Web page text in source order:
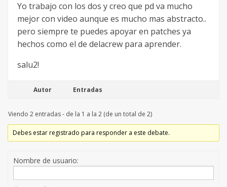
Yo trabajo con los dos y creo que pd va mucho
mejor con video aunque es mucho mas abstracto..
pero siempre te puedes apoyar en patches ya
hechos como el de delacrew para aprender.
salu2!
Autor Entradas
Viendo 2 entradas - de la 1 a la 2 (de un total de 2)
Debes estar registrado para responder a este debate.
Nombre de usuario: